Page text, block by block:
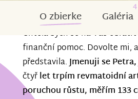
O zbierke Galéria
4
Chtěla bych se na Vás
finanční pomoc. Dovolte mi,
představila.Jmenuji se
čtyřlet trpím revmatoidní
poruchou růstu, měřím 133